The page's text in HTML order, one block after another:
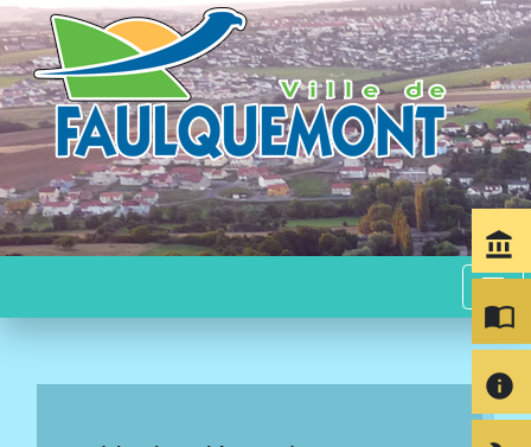
menu
account_balance
import_contacts
info